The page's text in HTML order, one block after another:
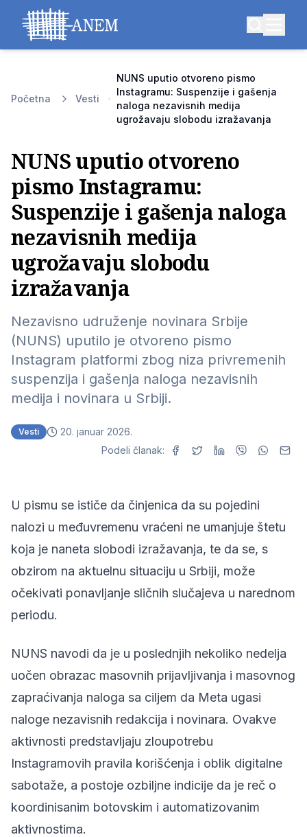
Početna Vesti
NUNS uputio otvoreno pismo
Instagramu: Suspenzije i gašenja
naloga nezavisnih medija
ugrožavaju slobodu izražavanja
NUNS uputio otvoreno
pismo Instagramu:
Suspenzije i gašenja naloga
nezavisnih medija
ugrožavaju slobodu
izražavanja
Nezavisno udruženje novinara Srbije
(NUNS) uputilo je otvoreno pismo
Instagram platformi zbog niza privremenih
suspenzija i gašenja naloga nezavisnih
medija i novinara u Srbiji.
Vesti
20. januar 2026.
Podeli članak:
U pismu se ističe da činjenica da su pojedini
nalozi u međuvremenu vraćeni ne umanjuje štetu
koja je naneta slobodi izražavanja, te da se, s
obzirom na aktuelnu situaciju u Srbiji, može
očekivati ponavljanje sličnih slučajeva u narednom
periodu.
NUNS navodi da je u poslednjih nekoliko nedelja
uočen obrazac masovnih prijavljivanja i masovnog
zapraćivanja naloga sa ciljem da Meta ugasi
naloge nezavisnih redakcija i novinara. Ovakve
aktivnosti predstavljaju zloupotrebu
Instagramovih pravila korišćenja i oblik digitalne
sabotaže, a postoje ozbiljne indicije da je reč o
koordinisanim botovskim i automatizovanim
aktivnostima.